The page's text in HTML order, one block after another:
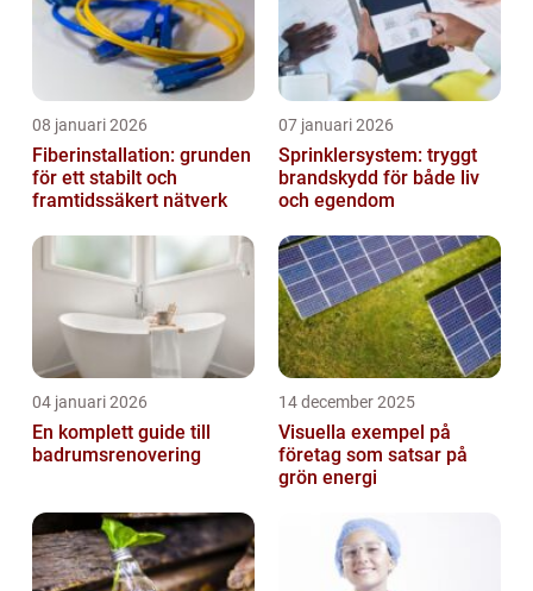
08 januari 2026
Fiberinstallation: grunden
för ett stabilt och
framtidssäkert nätverk
07 januari 2026
Sprinklersystem: tryggt
brandskydd för både liv
och egendom
04 januari 2026
En komplett guide till
badrumsrenovering
14 december 2025
Visuella exempel på
företag som satsar på
grön energi